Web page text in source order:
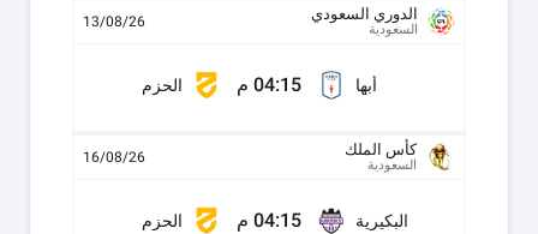
الدوري السعودي
السعودية 13/08/26
أبها 04:15 م الحزم
كأس الملك
السعودية 16/08/26
البكيرية 04:15 م الحزم